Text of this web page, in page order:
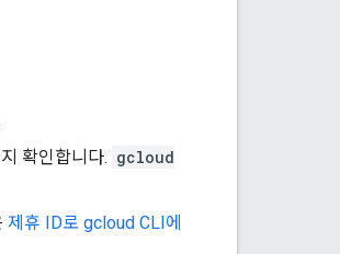
확인합니다. gcloud
제휴 ID로 gcloud CLI에